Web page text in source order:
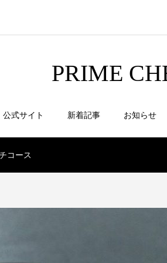
PRIME
公式サイト 新着記事 お知らせ
コース